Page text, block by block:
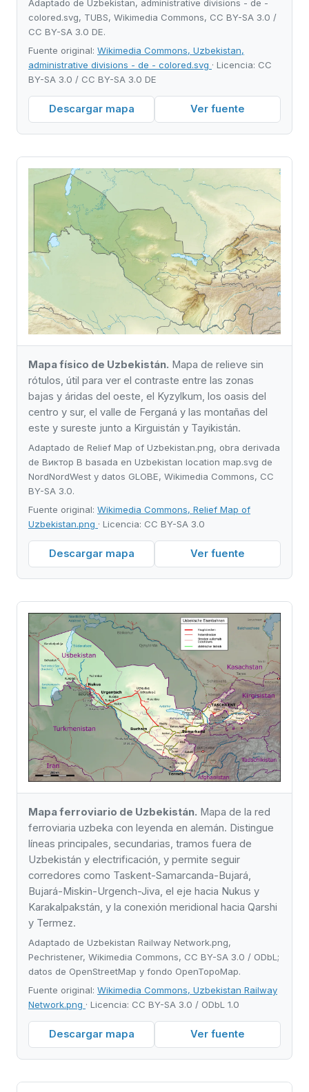
Adaptado de Uzbekistan, administrative divisions - de -
colored.svg, TUBS, Wikimedia Commons, CC BY-SA 3.0 /
CC BY-SA 3.0 DE.
Fuente original: Wikimedia Commons, Uzbekistan,
administrative divisions - de - colored.svg · Licencia: CC
BY-SA 3.0 / CC BY-SA 3.0 DE
Descargar mapa Ver fuente
Mapa físico de Uzbekistán. Mapa de relieve sin
rótulos, útil para ver el contraste entre las zonas
bajas y áridas del oeste, el Kyzylkum, los oasis del
centro y sur, el valle de Ferganá y las montañas del
este y sureste junto a Kirguistán y Tayikistán.
Adaptado de Relief Map of Uzbekistan.png, obra derivada
de Виктор В basada en Uzbekistan location map.svg de
NordNordWest y datos GLOBE, Wikimedia Commons, CC
BY-SA 3.0.
Fuente original: Wikimedia Commons, Relief Map of
Uzbekistan.png · Licencia: CC BY-SA 3.0
Descargar mapa Ver fuente
Mapa ferroviario de Uzbekistán. Mapa de la red
ferroviaria uzbeka con leyenda en alemán. Distingue
líneas principales, secundarias, tramos fuera de
Uzbekistán y electrificación, y permite seguir
corredores como Taskent-Samarcanda-Bujará,
Bujará-Miskin-Urgench-Jiva, el eje hacia Nukus y
Karakalpakstán, y la conexión meridional hacia Qarshi
y Termez.
Adaptado de Uzbekistan Railway Network.png,
Pechristener, Wikimedia Commons, CC BY-SA 3.0 / ODbL;
datos de OpenStreetMap y fondo OpenTopoMap.
Fuente original: Wikimedia Commons, Uzbekistan Railway
Network.png · Licencia: CC BY-SA 3.0 / ODbL 1.0
Descargar mapa Ver fuente